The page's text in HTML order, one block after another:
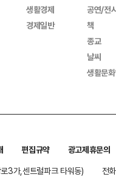
생활경제
경제일반
공연/전
책
종교
날씨
생활문
편집규약
광고제휴문의
3가,센트럴파크 타워동)
전